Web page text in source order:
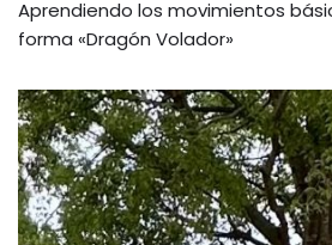
Aprendiendo los movimientos
forma «Dragón Volador»